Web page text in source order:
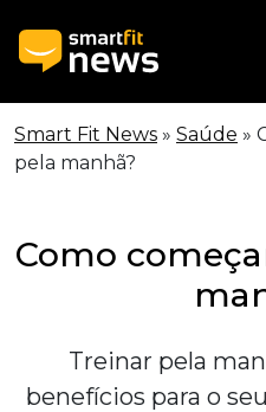
Smart Fit News » Saúde »
pela manhã?
Como
Treinar pela
benefícios para o